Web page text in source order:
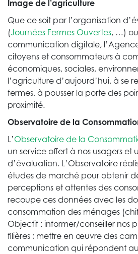
Image de l’agriculture
Que ce soit par l’organisation
(Journées Fermes Ouvertes, …)
communication digitale,
citoyens et consommateurs à
économiques, sociales,
l’agriculture d’aujourd’hui, à se
fermes, à pousser la porte des
proximité.
Observatoire de la
L’Observatoire de la
un service offert à nos usagers et
d’évaluation. L’Observatoire
études de marché pour obtenir
perceptions et attentes des
recoupe ces données avec les
consommation des ménages
Objectif : informer/conseiller nos
filières ; mettre en œuvre des
communication qui répondent